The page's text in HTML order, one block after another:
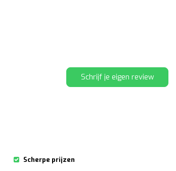
Schrijf je eigen review
Scherpe prijzen